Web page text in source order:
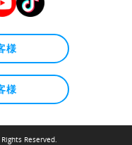
様
様
Reserved.